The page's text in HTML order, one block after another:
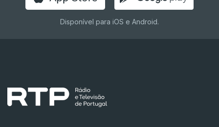
Disponível para iOS e Android.